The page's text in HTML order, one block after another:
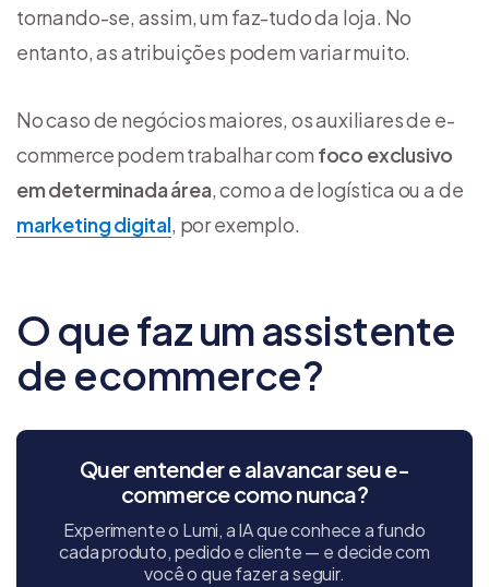
tornando-se, assim, um faz-tudo da loja. No
entanto, as atribuições podem variar muito.
No caso de negócios maiores, os auxiliares de e-
commerce podem trabalhar com foco exclusivo
em determinada área, como a de logística ou a de
marketing digital, por exemplo.
O que faz um assistente
de ecommerce?
Quer entender e alavancar seu e-
commerce como nunca?
Experimente o Lumi, a IA que conhece a fundo
cada produto, pedido e cliente — e decide com
você o que fazer a seguir.